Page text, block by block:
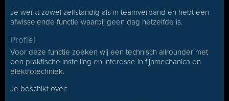
Je werkt zowel zelfstandig als in teamverband en hebt een
afwisselende functie waarbij geen dag hetzelfde is.
Profiel
Voor deze functie zoeken wij een technisch allrounder met
een praktische instelling en interesse in fijnmechanica en
elektrotechniek.
Je beschikt over: